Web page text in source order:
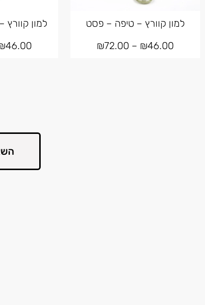
למון קוורץ – טיפה – פסט
₪46.00
–
₪72.00
למון
46.00